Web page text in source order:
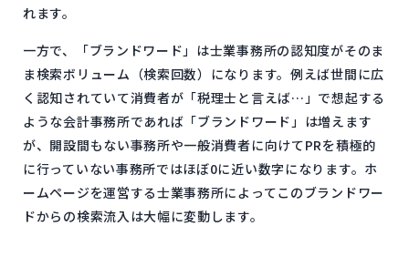
れます。
一方で、「ブランドワード」は士業事務所の認知度がそのま
ま検索ボリューム（検索回数）になります。例えば世間に広
く認知されていて消費者が「税理士と言えば…」で想起する
ような会計事務所であれば「ブランドワード」は増えます
が、開設間もない事務所や一般消費者に向けてPRを積極的
に行っていない事務所ではほぼ0に近い数字になります。ホ
ームページを運営する士業事務所によってこのブランドワー
ドからの検索流入は大幅に変動します。